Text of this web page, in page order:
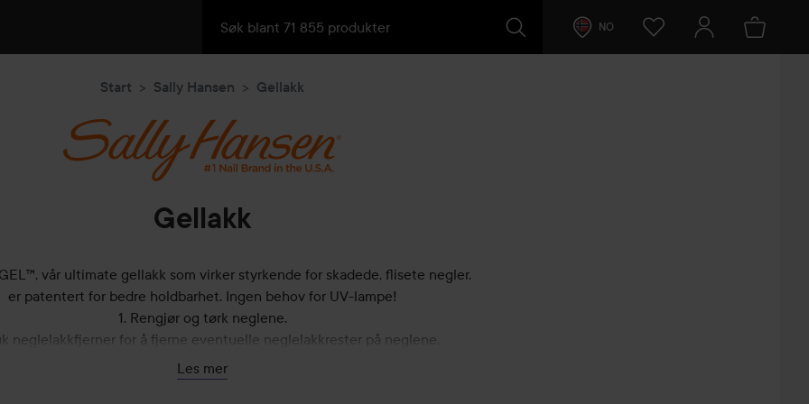
NO
Start Sally Hansen Gellakk
Gellakk
vår ultimate gellakk som virker styrkende for skadede, flisete negler,
er patentert for bedre holdbarhet. Ingen behov for UV-lampe!
1. Rengjør og tørk neglene.
neglelakkfjerner for å fjerne eventuelle neglelakkrester på neglene.
3. Påfør to lag Miracle Gel™-farge.
4. La fargen tørke i 5 minutter.
Les mer